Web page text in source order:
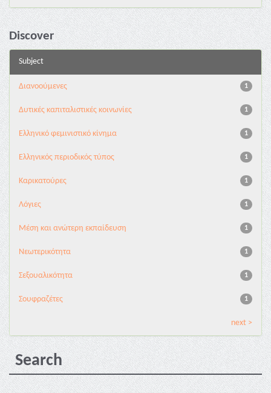
Discover
Subject
1
Διανoούμενες
1
Δυτικές καπιταλιστικές κοινωνίες
1
Ελληνικό φεμινιστικό κίνημα
1
Ελληνικός περιοδικός τύπος
1
Καρικατούρες
1
Λόγιες
1
Μέση και ανώτερη εκπαίδευση
1
Νεωτερικότητα
1
Σεξουαλικότητα
1
Σουφραζέτες
next >
Search